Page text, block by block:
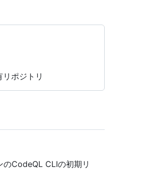
ポジトリ
CodeQL CLIの初期リ